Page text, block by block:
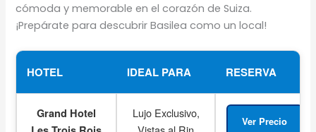
cómoda y memorable en el corazón de Suiza.
¡Prepárate para descubrir Basilea como un local!
HOTEL IDEAL PARA RESERVA
Grand Hotel
Lujo Exclusivo,
Ver Precio